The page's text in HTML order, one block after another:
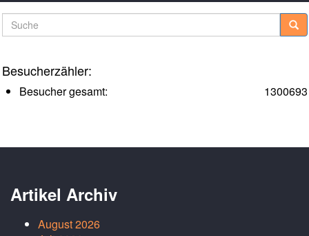
Suche
Besucherzähler:
1300693
Besucher gesamt:
Artikel Archiv
August 2026